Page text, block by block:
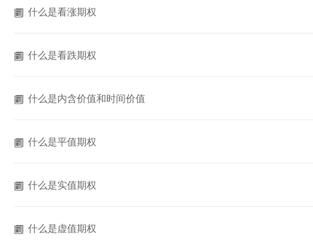
什么是看涨期权
什么是看跌期权
什么是内含价值和时间价值
什么是平值期权
什么是实值期权
什么是虚值期权